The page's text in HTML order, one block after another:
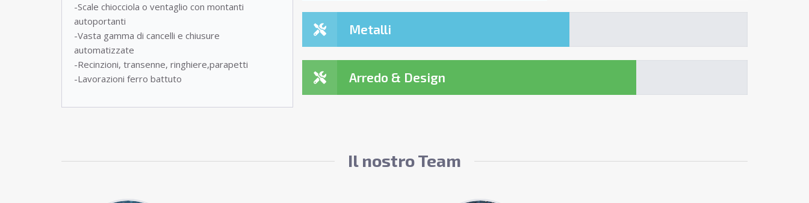
-Scale chiocciola o ventaglio con montanti
autoportanti
-Vasta gamma di cancelli e chiusure
automatizzate
-Recinzioni, transenne, ringhiere,parapetti
-Lavorazioni ferro battuto
Metalli
Arredo & Design
Il nostro Team